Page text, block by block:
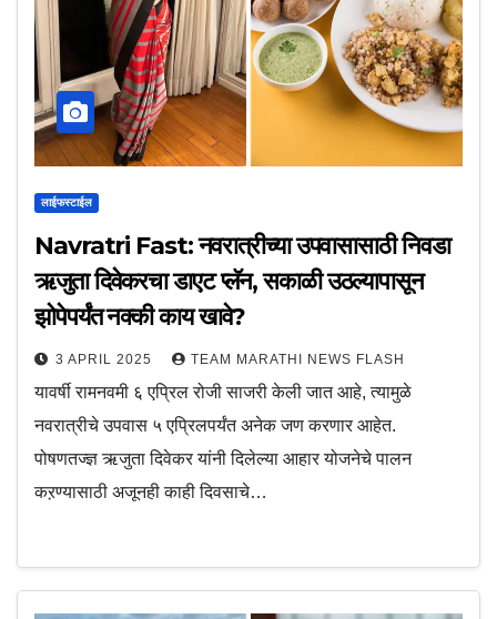
लाईफस्टाईल
Navratri Fast: नवरात्रीच्या उपवासासाठी निवडा
ऋजुता दिवेकरचा डाएट प्लॅन, सकाळी उठल्यापासून
झोपेपर्यंत नक्की काय खावे?
3 APRIL 2025 TEAM MARATHI NEWS FLASH
यावर्षी रामनवमी ६ एप्रिल रोजी साजरी केली जात आहे, त्यामुळे
नवरात्रीचे उपवास ५ एप्रिलपर्यंत अनेक जण करणार आहेत.
पोषणतज्ज्ञ ऋजुता दिवेकर यांनी दिलेल्या आहार योजनेचे पालन
कऱण्यासाठी अजूनही काही दिवसाचे…